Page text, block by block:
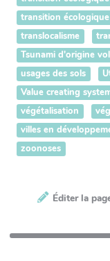
transition
translocalisme
Tsunami d'origine
usages des sols
Value creating
végétalisation
villes en
zoonoses
Éditer la